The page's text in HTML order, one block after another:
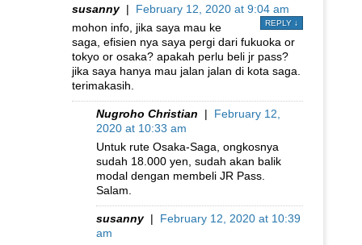
susanny| February 12, 2020 at 9:04 am
REPLY ↓
mohon info, jika saya mau ke
saga, efisien nya saya pergi dari fukuoka or
tokyo or osaka? apakah perlu beli jr pass?
jika saya hanya mau jalan jalan di kota saga.
terimakasih.
Nugroho Christian | February 12,
2020 at 10:33 am
Untuk rute Osaka-Saga, ongkosnya
sudah 18.000 yen, sudah akan balik
modal dengan membeli JR Pass.
Salam.
susanny| February 12, 2020 at 10:39
am